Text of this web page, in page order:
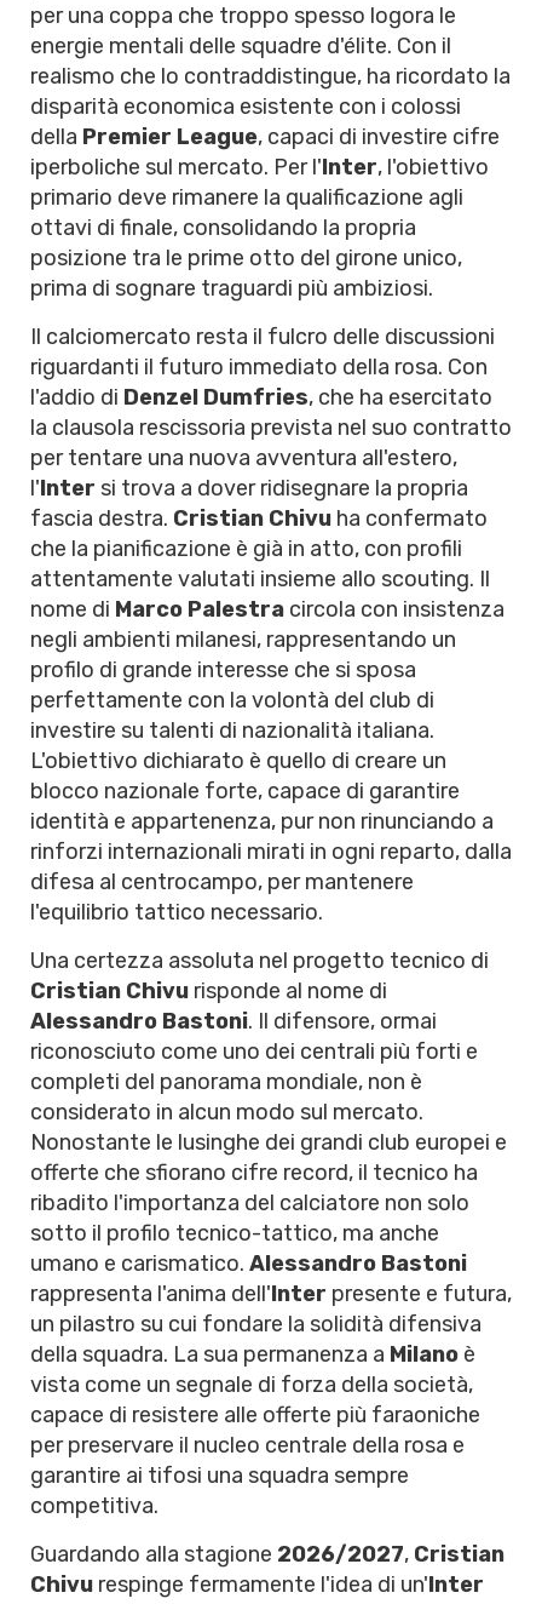
per una coppa che troppo spesso logora le
energie mentali delle squadre d'élite. Con il
realismo che lo contraddistingue, ha ricordato la
disparità economica esistente con i colossi
della Premier League, capaci di investire cifre
iperboliche sul mercato. Per l'Inter, l'obiettivo
primario deve rimanere la qualificazione agli
ottavi di finale, consolidando la propria
posizione tra le prime otto del girone unico,
prima di sognare traguardi più ambiziosi.
Il calciomercato resta il fulcro delle discussioni
riguardanti il futuro immediato della rosa. Con
l'addio di Denzel Dumfries, che ha esercitato
la clausola rescissoria prevista nel suo contratto
per tentare una nuova avventura all'estero,
l'Inter si trova a dover ridisegnare la propria
fascia destra. Cristian Chivu ha confermato
che la pianificazione è già in atto, con profili
attentamente valutati insieme allo scouting. Il
nome di Marco Palestra circola con insistenza
negli ambienti milanesi, rappresentando un
profilo di grande interesse che si sposa
perfettamente con la volontà del club di
investire su talenti di nazionalità italiana.
L'obiettivo dichiarato è quello di creare un
blocco nazionale forte, capace di garantire
identità e appartenenza, pur non rinunciando a
rinforzi internazionali mirati in ogni reparto, dalla
difesa al centrocampo, per mantenere
l'equilibrio tattico necessario.
Una certezza assoluta nel progetto tecnico di
Cristian Chivu risponde al nome di
Alessandro Bastoni. Il difensore, ormai
riconosciuto come uno dei centrali più forti e
completi del panorama mondiale, non è
considerato in alcun modo sul mercato.
Nonostante le lusinghe dei grandi club europei e
offerte che sfiorano cifre record, il tecnico ha
ribadito l'importanza del calciatore non solo
sotto il profilo tecnico-tattico, ma anche
umano e carismatico. Alessandro Bastoni
rappresenta l'anima dell'Inter presente e futura,
un pilastro su cui fondare la solidità difensiva
della squadra. La sua permanenza a Milano è
vista come un segnale di forza della società,
capace di resistere alle offerte più faraoniche
per preservare il nucleo centrale della rosa e
garantire ai tifosi una squadra sempre
competitiva.
Guardando alla stagione 2026/2027, Cristian
Chivu respinge fermamente l'idea di un'Inter